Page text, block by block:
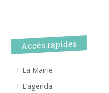
Accés rapides
+ La Mairie
+ L’agenda